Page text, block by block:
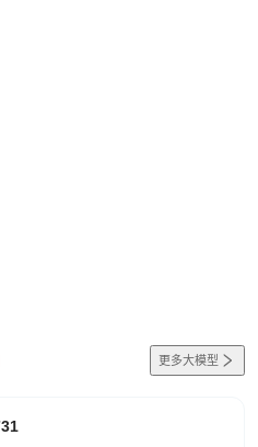
更多大模型